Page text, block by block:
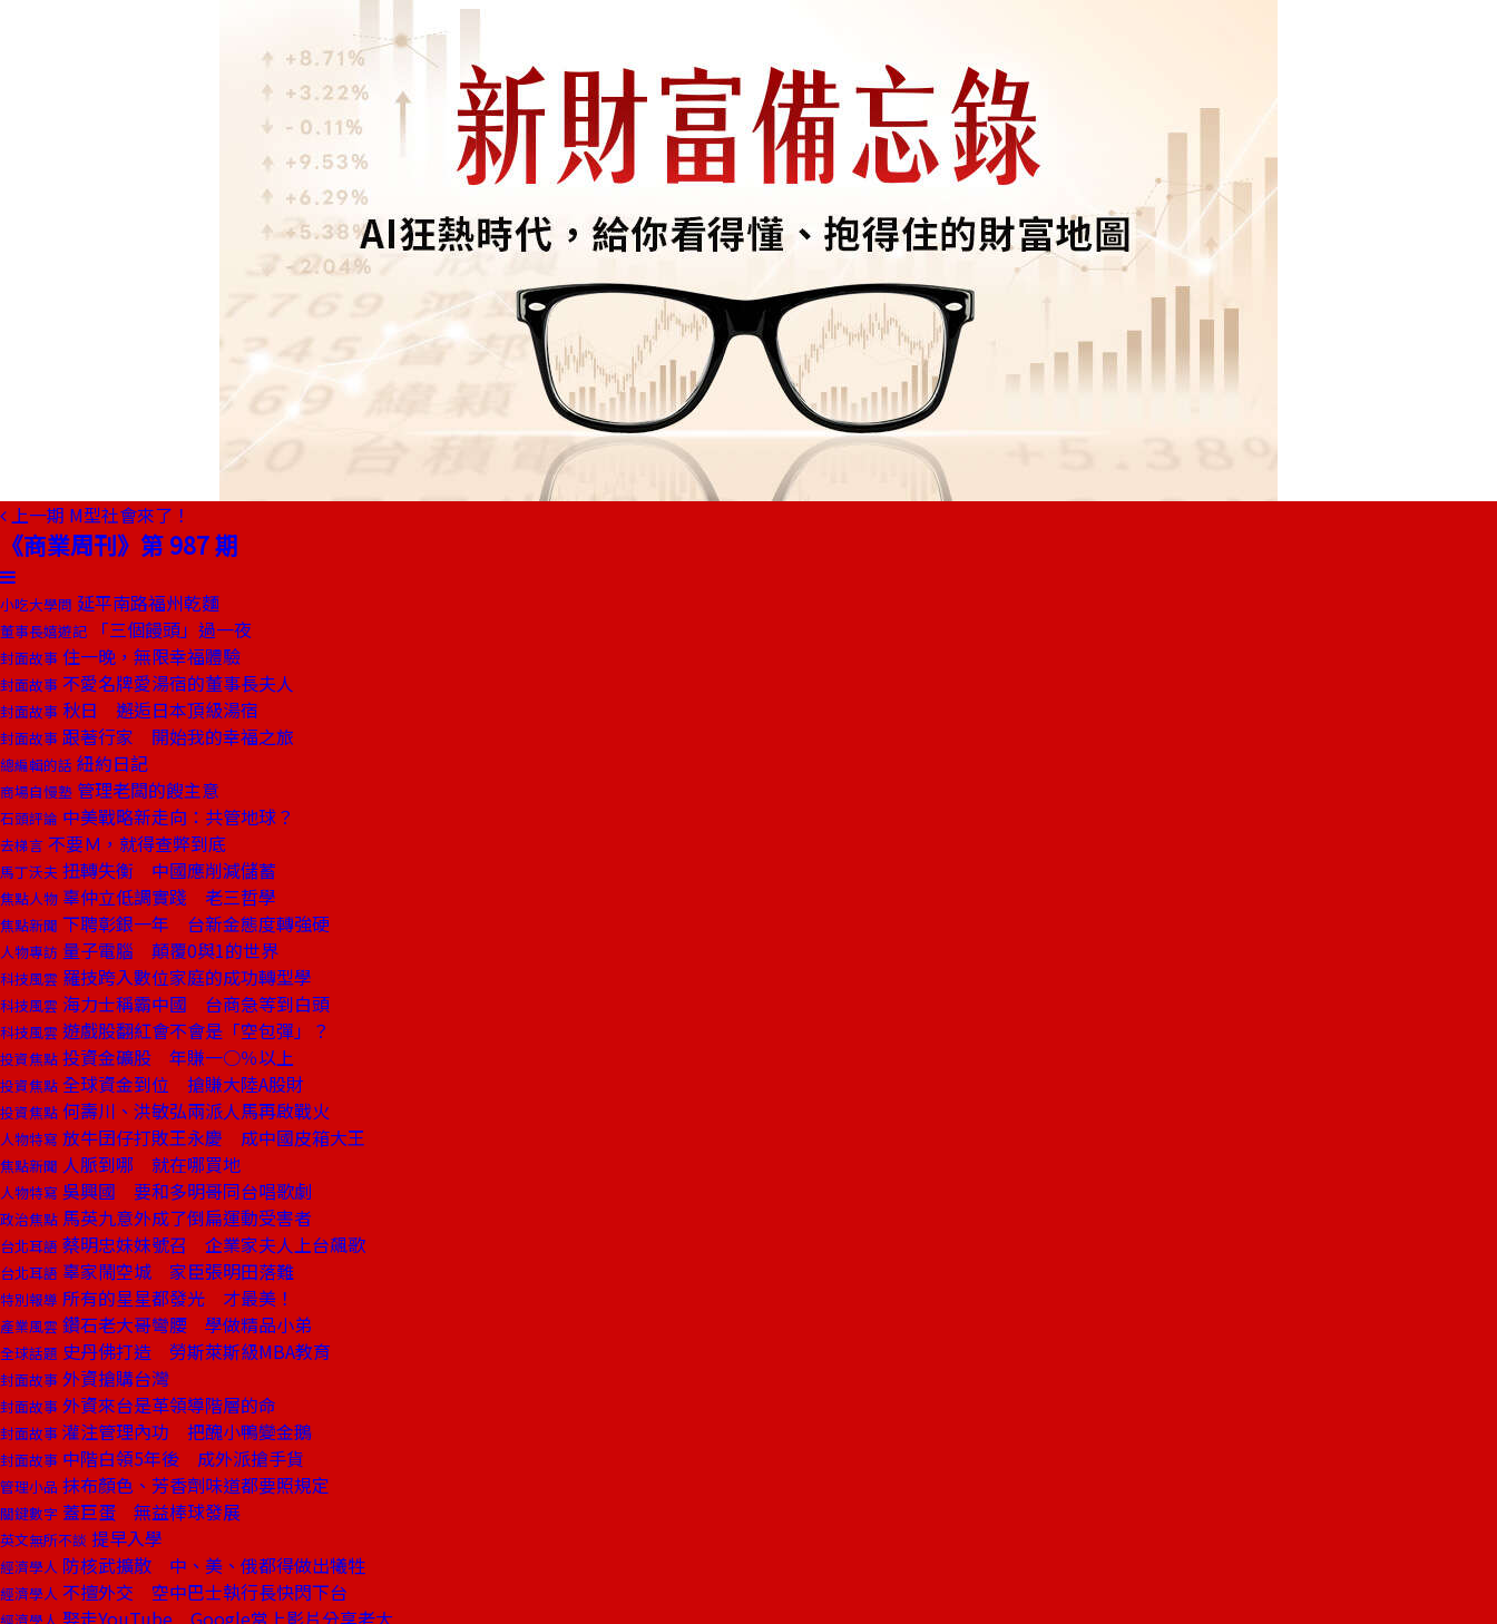
上一期 M型社會來了！
《商業周刊》第 987 期
小吃大學問 延平南路福州乾麵
董事長嬉遊記 「三個饅頭」過一夜
封面故事 住一晚，無限幸福體驗
封面故事 不愛名牌愛湯宿的董事長夫人
封面故事 秋日 邂逅日本頂級湯宿
封面故事 跟著行家 開始我的幸福之旅
總編輯的話 紐約日記
商場自慢塾 管理老闆的餿主意
石頭評論 中美戰略新走向：共管地球？
去梯言 不要Ｍ，就得查弊到底
馬丁沃夫 扭轉失衡 中國應削減儲蓄
焦點人物 辜仲立低調實踐 老三哲學
焦點新聞 下聘彰銀一年 台新金態度轉強硬
人物專訪 量子電腦 顛覆0與1的世界
科技風雲 羅技跨入數位家庭的成功轉型學
科技風雲 海力士稱霸中國 台商急等到白頭
科技風雲 遊戲股翻紅會不會是「空包彈」？
投資焦點 投資金礦股 年賺一○％以上
投資焦點 全球資金到位 搶賺大陸A股財
投資焦點 何壽川、洪敏弘兩派人馬再啟戰火
人物特寫 放牛囝仔打敗王永慶 成中國皮箱大王
焦點新聞 人脈到哪 就在哪買地
人物特寫 吳興國 要和多明哥同台唱歌劇
政治焦點 馬英九意外成了倒扁運動受害者
台北耳語 蔡明忠妹妹號召 企業家夫人上台飆歌
台北耳語 辜家鬧空城 家臣張明田落難
特別報導 所有的星星都發光 才最美！
產業風雲 鑽石老大哥彎腰 學做精品小弟
全球話題 史丹佛打造 勞斯萊斯級MBA教育
封面故事 外資搶購台灣
封面故事 外資來台是革領導階層的命
封面故事 灌注管理內功 把醜小鴨變金鵝
封面故事 中階白領5年後 成外派搶手貨
管理小品 抹布顏色、芳香劑味道都要照規定
關鍵數字 蓋巨蛋 無益棒球發展
英文無所不談 提早入學
經濟學人 防核武擴散 中、美、俄都得做出犧牲
經濟學人 不擅外交 空中巴士執行長快閃下台
娶走YouTube Google當上影片分享老大